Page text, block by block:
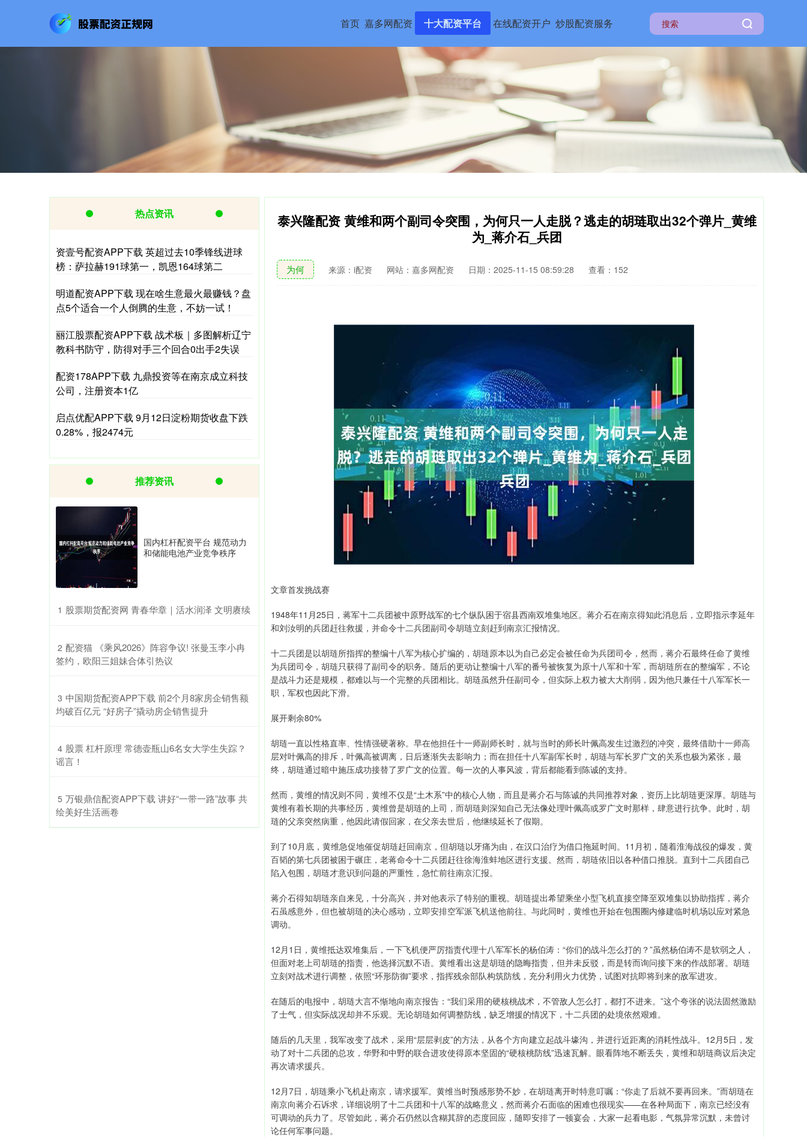
首页 嘉多网配资 十大配资平台 在线配资开户 炒股配资服务
泰兴隆配资 黄维和两个副司令突围，为何只一人走脱？逃走的胡琏取出32个弹片_黄维
为_蒋介石_兵团
为何 来源：i配资 网站：嘉多网配资 日期：2025-11-15 08:59:28 查看：152
文章首发挑战赛
1948年11月25日，蒋军十二兵团被中原野战军的七个纵队困于宿县西南双堆集地区。蒋介石在南京得知此消息后，立即指示李延年
和刘汝明的兵团赶往救援，并命令十二兵团副司令胡琏立刻赶到南京汇报情况。
十二兵团是以胡琏所指挥的整编十八军为核心扩编的，胡琏原本以为自己必定会被任命为兵团司令，然而，蒋介石最终任命了黄维
为兵团司令，胡琏只获得了副司令的职务。随后的更动让整编十八军的番号被恢复为原十八军和十军，而胡琏所在的整编军，不论
是战斗力还是规模，都难以与一个完整的兵团相比。胡琏虽然升任副司令，但实际上权力被大大削弱，因为他只兼任十八军军长一
职，军权也因此下滑。
展开剩余80%
胡琏一直以性格直率、性情强硬著称。早在他担任十一师副师长时，就与当时的师长叶佩高发生过激烈的冲突，最终借助十一师高
层对叶佩高的排斥，叶佩高被调离，日后逐渐失去影响力；而在担任十八军副军长时，胡琏与军长罗广文的关系也极为紧张，最
终，胡琏通过暗中施压成功接替了罗广文的位置。每一次的人事风波，背后都能看到陈诚的支持。
然而，黄维的情况则不同，黄维不仅是“土木系”中的核心人物，而且是蒋介石与陈诚的共同推荐对象，资历上比胡琏更深厚。胡琏与
黄维有着长期的共事经历，黄维曾是胡琏的上司，而胡琏则深知自己无法像处理叶佩高或罗广文时那样，肆意进行抗争。此时，胡
琏的父亲突然病重，他因此请假回家，在父亲去世后，他继续延长了假期。
到了10月底，黄维急促地催促胡琏赶回南京，但胡琏以牙痛为由，在汉口治疗为借口拖延时间。11月初，随着淮海战役的爆发，黄
百韬的第七兵团被困于碾庄，老蒋命令十二兵团赶往徐海淮蚌地区进行支援。然而，胡琏依旧以各种借口推脱。直到十二兵团自己
陷入包围，胡琏才意识到问题的严重性，急忙前往南京汇报。
蒋介石得知胡琏亲自来见，十分高兴，并对他表示了特别的重视。胡琏提出希望乘坐小型飞机直接空降至双堆集以协助指挥，蒋介
石虽感意外，但也被胡琏的决心感动，立即安排空军派飞机送他前往。与此同时，黄维也开始在包围圈内修建临时机场以应对紧急
调动。
12月1日，黄维抵达双堆集后，一下飞机便严厉指责代理十八军军长的杨伯涛：“你们的战斗怎么打的？”虽然杨伯涛不是软弱之人，
但面对老上司胡琏的指责，他选择沉默不语。黄维看出这是胡琏的隐晦指责，但并未反驳，而是转而询问接下来的作战部署。胡琏
立刻对战术进行调整，依照“环形防御”要求，指挥残余部队构筑防线，充分利用火力优势，试图对抗即将到来的敌军进攻。
在随后的电报中，胡琏大言不惭地向南京报告：“我们采用的硬核桃战术，不管敌人怎么打，都打不进来。”这个夸张的说法固然激励
了士气，但实际战况却并不乐观。无论胡琏如何调整防线，缺乏增援的情况下，十二兵团的处境依然艰难。
随后的几天里，我军改变了战术，采用“层层剥皮”的方法，从各个方向建立起战斗壕沟，并进行近距离的消耗性战斗。12月5日，发
动了对十二兵团的总攻，华野和中野的联合进攻使得原本坚固的“硬核桃防线”迅速瓦解。眼看阵地不断丢失，黄维和胡琏商议后决定
再次请求援兵。
12月7日，胡琏乘小飞机赴南京，请求援军。黄维当时预感形势不妙，在胡琏离开时特意叮嘱：“你走了后就不要再回来。”而胡琏在
南京向蒋介石诉求，详细说明了十二兵团和十八军的战略意义，然而蒋介石面临的困难也很现实——在各种局面下，南京已经没有
可调动的兵力了。尽管如此，蒋介石仍然以含糊其辞的态度回应，随即安排了一顿宴会，大家一起看电影，气氛异常沉默，未曾讨
论任何军事问题。
热点资讯
资壹号配资APP下载 英超过去10季锋线进球
榜：萨拉赫191球第一，凯恩164球第二
明道配资APP下载 现在啥生意最火最赚钱？盘
点5个适合一个人倒腾的生意，不妨一试！
丽江股票配资APP下载 战术板｜多图解析辽宁
教科书防守，防得对手三个回合0出手2失误
配资178APP下载 九鼎投资等在南京成立科技
公司，注册资本1亿
启点优配APP下载 9月12日淀粉期货收盘下跌
0.28%，报2474元
推荐资讯
国内杠杆配资平台 规范动力
和储能电池产业竞争秩序
1 ​股票期货配资网 青春华章｜活水润泽 文明赓续
2 ​配资猫 《乘风2026》阵容争议! 张曼玉李小冉
签约，欧阳三姐妹合体引热议
3 ​中国期货配资APP下载 前2个月8家房企销售额
均破百亿元 “好房子”撬动房企销售提升
4 ​股票 杠杆原理 常德壶瓶山6名女大学生失踪？
谣言！
5 ​万银鼎信配资APP下载 讲好“一带一路”故事 共
绘美好生活画卷